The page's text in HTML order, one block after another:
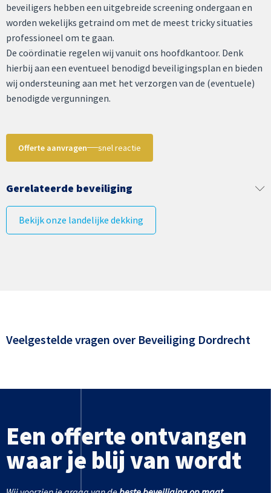
beveiligers hebben een uitgebreide screening ondergaan en
worden wekelijks getraind om met de meest tricky situaties
professioneel om te gaan.
De coördinatie regelen wij vanuit ons hoofdkantoor. Denk
hierbij aan een eventueel benodigd beveiligingsplan en bieden
wij ondersteuning aan met het verzorgen van de (eventuele)
benodigde vergunningen.
Offerte aanvragen snel reactie
Gerelateerde beveiliging
Bekijk onze landelijke dekking
Veelgestelde vragen over Beveiliging Dordrecht
Een offerte ontvangen
waar je blij van wordt